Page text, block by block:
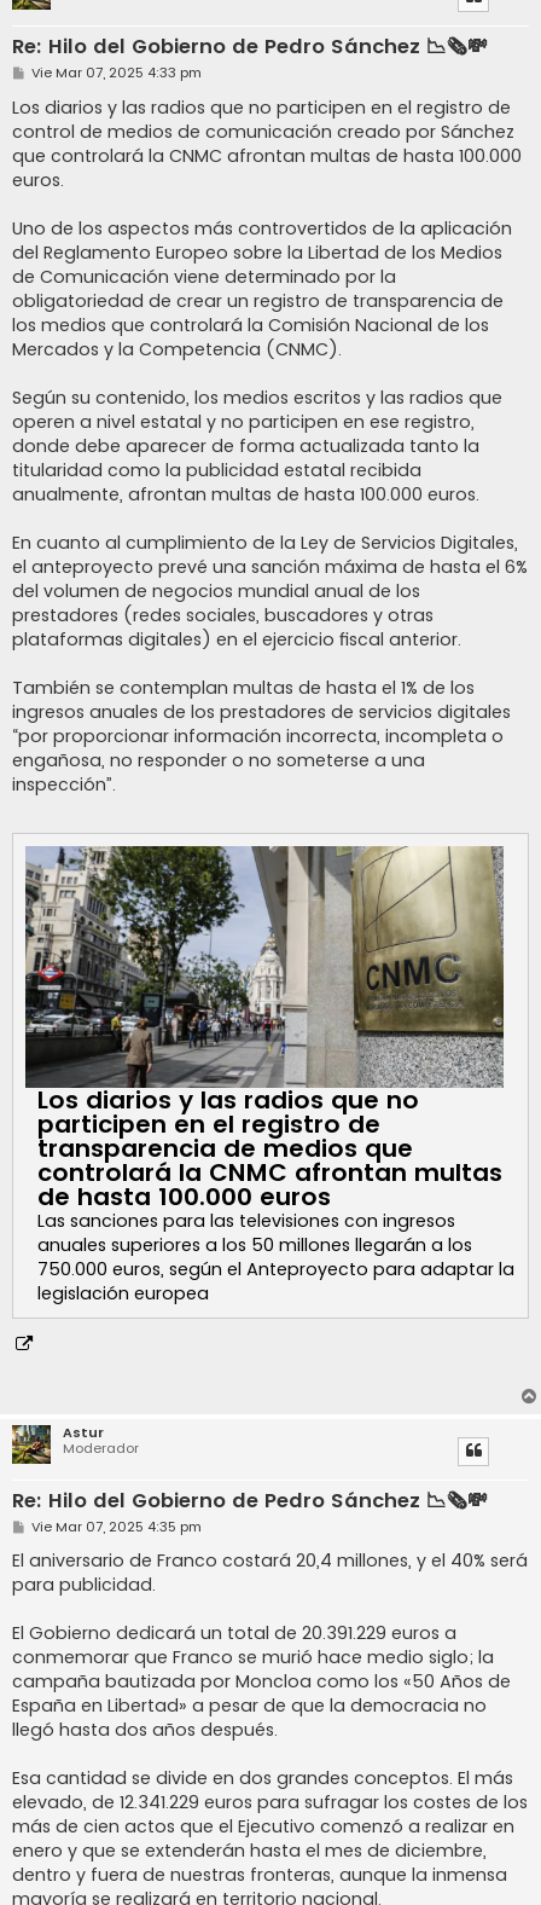
Re: Hilo del Gobierno de Pedro Sánchez 📉🗞️💸
M
n
s
a
j
e
Vie Mar 07, 2025 4:33 pm
Los diarios y las radios que no participen en el registro de
control de medios de comunicación creado por Sánchez
que controlará la CNMC afrontan multas de hasta 100.000
euros.
Uno de los aspectos más controvertidos de la aplicación
del Reglamento Europeo sobre la Libertad de los Medios
de Comunicación viene determinado por la
obligatoriedad de crear un registro de transparencia de
los medios que controlará la Comisión Nacional de los
Mercados y la Competencia (CNMC).
Según su contenido, los medios escritos y las radios que
operen a nivel estatal y no participen en ese registro,
donde debe aparecer de forma actualizada tanto la
titularidad como la publicidad estatal recibida
anualmente, afrontan multas de hasta 100.000 euros.
En cuanto al cumplimiento de la Ley de Servicios Digitales,
el anteproyecto prevé una sanción máxima de hasta el 6%
del volumen de negocios mundial anual de los
prestadores (redes sociales, buscadores y otras
plataformas digitales) en el ejercicio fiscal anterior.
También se contemplan multas de hasta el 1% de los
ingresos anuales de los prestadores de servicios digitales
“por proporcionar información incorrecta, incompleta o
engañosa, no responder o no someterse a una
inspección”.
Los diarios y las radios que no
participen en el registro de
transparencia de medios que
controlará la CNMC afrontan multas
de hasta 100.000 euros
Las sanciones para las televisiones con ingresos
anuales superiores a los 50 millones llegarán a los
750.000 euros, según el Anteproyecto para adaptar la
legislación europea
Astur
Moderador
Re: Hilo del Gobierno de Pedro Sánchez 📉🗞️💸
M
n
s
a
Vie Mar 07, 2025 4:35 pm
El aniversario de Franco costará 20,4 millones, y el 40% será
para publicidad.
El Gobierno dedicará un total de 20.391.229 euros a
conmemorar que Franco se murió hace medio siglo; la
campaña bautizada por Moncloa como los «50 Años de
España en Libertad» a pesar de que la democracia no
llegó hasta dos años después.
Esa cantidad se divide en dos grandes conceptos. El más
elevado, de 12.341.229 euros para sufragar los costes de los
más de cien actos que el Ejecutivo comenzó a realizar en
enero y que se extenderán hasta el mes de diciembre,
dentro y fuera de nuestras fronteras, aunque la inmensa
mayoría se realizará en territorio nacional.